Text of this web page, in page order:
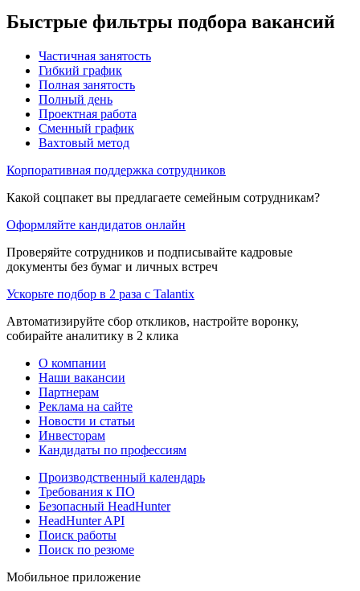
Быстрые фильтры подбора вакансий
Частичная занятость
Гибкий график
Полная занятость
Полный день
Проектная работа
Сменный график
Вахтовый метод
Корпоративная поддержка сотрудников
Какой соцпакет вы предлагаете семейным сотрудникам?
Оформляйте кандидатов онлайн
Проверяйте сотрудников и подписывайте кадровые
документы без бумаг и личных встреч
Ускорьте подбор в 2 раза с Talantix
Автоматизируйте сбор откликов, настройте воронку,
собирайте аналитику в 2 клика
О компании
Наши вакансии
Партнерам
Реклама на сайте
Новости и статьи
Инвесторам
Кандидаты по профессиям
Производственный календарь
Требования к ПО
Безопасный HeadHunter
HeadHunter API
Поиск работы
Поиск по резюме
Мобильное приложение